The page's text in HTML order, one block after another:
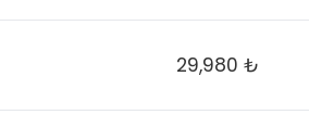
29,980 ₺